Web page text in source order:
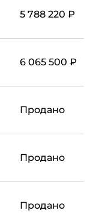
5 788 220 ₽
6 065 500 ₽
Продано
Продано
Продано